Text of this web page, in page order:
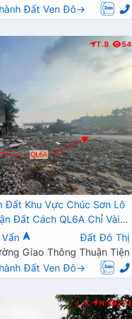
Đất Ven Đô→
T.B 54
Đất Khu Vực Chúc Sơn Lô
Đất Cách QL6A Chỉ Vài
Đất Đô Thị
Giao Thông Thuận Tiện
Đất Ven Đô→
L.X N 273